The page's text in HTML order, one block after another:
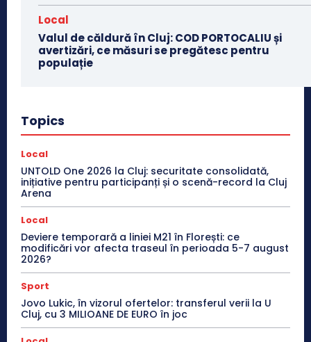
Local
Valul de căldură în Cluj: COD PORTOCALIU și
avertizări, ce măsuri se pregătesc pentru
populație
Topics
Local
UNTOLD One 2026 la Cluj: securitate consolidată,
inițiative pentru participanți și o scenă-record la Cluj
Arena
Local
Deviere temporară a liniei M21 în Florești: ce
modificări vor afecta traseul în perioada 5-7 august
2026?
Sport
Jovo Lukic, în vizorul ofertelor: transferul verii la U
Cluj, cu 3 MILIOANE DE EURO în joc